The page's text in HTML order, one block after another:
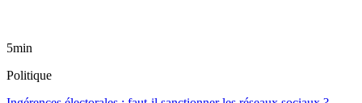
5min
Politique